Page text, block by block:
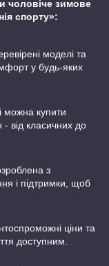
чоловіче зимове
спорту»:
моделі та
у будь-яких
можна купити
- від класичних до
з
і підтримки, щоб
ціни та
доступним.